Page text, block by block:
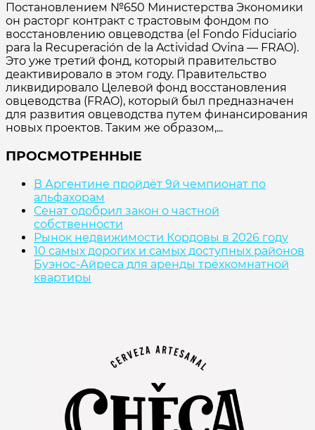
Постановлением №650 Министерства Экономики
он расторг контракт с трастовым фондом по
восстановлению овцеводства (el Fondo Fiduciario
para la Recuperación de la Actividad Ovina — FRAO).
Это уже третий фонд, который правительство
деактивировало в этом году. Правительство
ликвидировало Целевой фонд восстановления
овцеводства (FRAO), который был предназначен
для развития овцеводства путем финансирования
новых проектов. Таким же образом,...
ПРОСМОТРЕННЫЕ
В Аргентине пройдёт 9й чемпионат по
альфахорам
Сенат одобрил закон о частной
собственности
Рынок недвижимости Кордовы в 2026 году
10 самых дорогих и самых доступных районов
Буэнос-Айреса для аренды трёхкомнатной
квартиры